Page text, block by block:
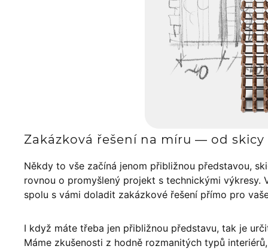
Zakázková řešení na míru — od
Někdy to vše začíná jenom přibližnou představou,
rovnou o promyšlený projekt s technickými výkresy.
spolu s vámi doladit zakázkové řešení přímo pro
I když máte třeba jen přibližnou představu, tak je
Máme zkušenosti z hodně rozmanitých typů